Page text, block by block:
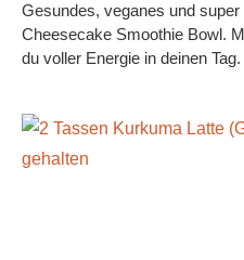
Gesundes, veganes und
Cheesecake Smoothie Bowl.
du voller Energie in deinen